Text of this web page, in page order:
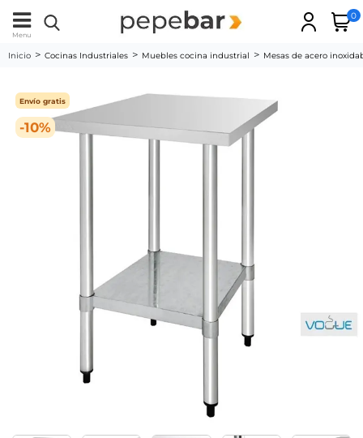
Menu
0
Inicio Cocinas Industriales Muebles cocina industrial Mesas de acero
-10%
Envío gratis